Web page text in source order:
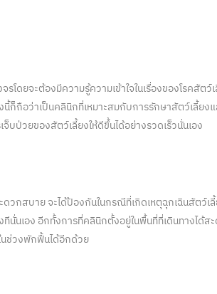
ดยจะต้องมีความรู้ความเข้าใจในเรื่องของโรคสัตว์
ก็ถือว่าเป็นคลินิกที่เหมาะสมกับการรักษาสัตว์เลี้ยงแ
บป่วยของสัตว์เลี้ยงให้ดีขึ้นได้อย่างรวดเร็วนั่นเอง
วกสบาย จะได้ป้องกันในกรณีที่เกิดเหตุฉุกเฉินสัตว์เ
ทีนั่นเอง อีกทั้งการที่คลินิกตั้งอยู่ในพื้นที่ที่เดินทางได้
นช่วงพักฟื้นได้อีกด้วย